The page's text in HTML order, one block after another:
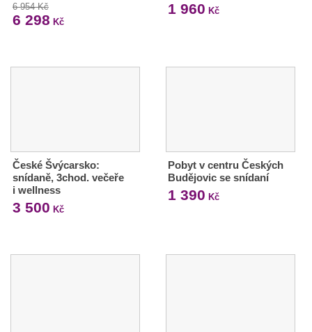
6 954 Kč
6 298 Kč
1 960 Kč
České Švýcarsko:
snídaně, 3chod. večeře
i wellness
3 500 Kč
Pobyt v centru Českých
Budějovic se snídaní
1 390 Kč